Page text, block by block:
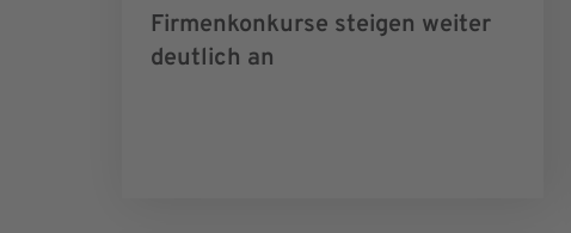
Firmenkonkurse steigen weiter
deutlich an